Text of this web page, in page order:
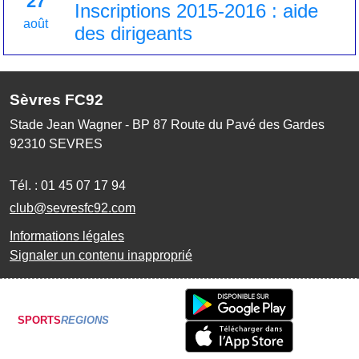
août
Inscriptions 2015-2016 : aide
des dirigeants
Sèvres FC92
Stade Jean Wagner - BP 87 Route du Pavé des Gardes
92310 SEVRES
Tél. : 01 45 07 17 94
club@sevresfc92.com
Informations légales
Signaler un contenu inapproprié
SPORTSREGIONS